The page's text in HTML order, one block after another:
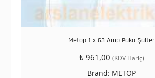
Metop 1 x 63 Amp Pako Şalter
₺ 961,00 (KDV Hariç)
Brand: METOP